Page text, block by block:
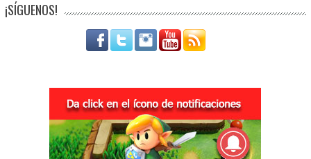
¡SÍGUENOS!